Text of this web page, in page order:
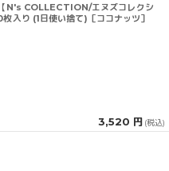
N's COLLECTION/エヌズコレクシ
入り (1日使い捨て)［ココナッツ］
3,520 円 (税込)